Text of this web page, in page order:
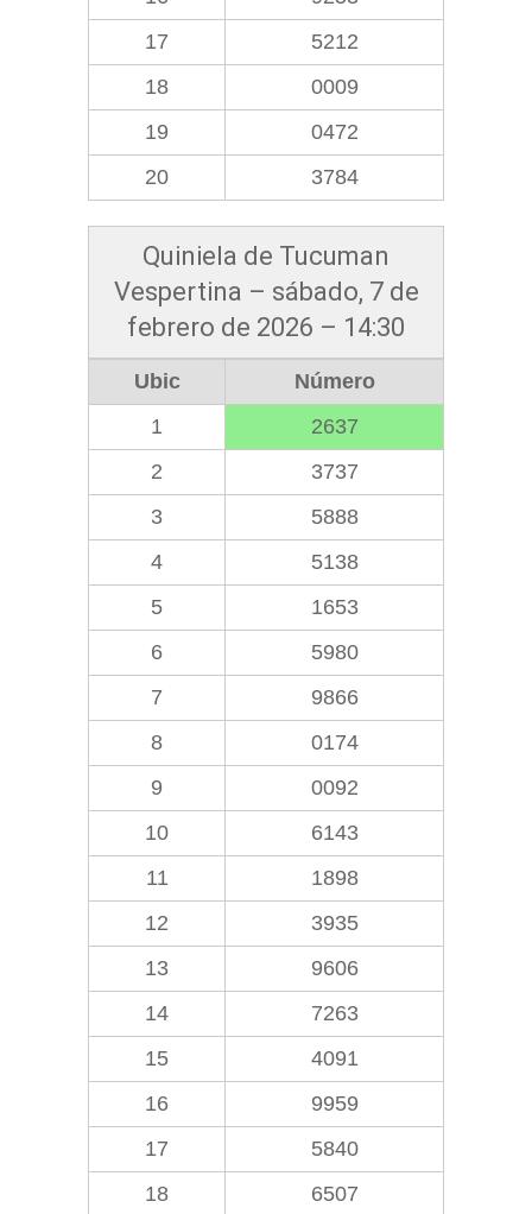
17
5212
18
0009
19
0472
20
3784
Quiniela de Tucuman
Vespertina – sábado, 7 de
febrero de 2026 – 14:30
Ubic
Número
1
2637
2
3737
3
5888
4
5138
5
1653
6
5980
7
9866
8
0174
9
0092
10
6143
11
1898
12
3935
13
9606
14
7263
15
4091
16
9959
17
5840
18
6507